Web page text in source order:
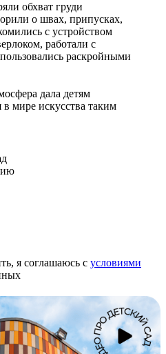
обхват груди
о швах, припусках,
с устройством
работали с
раскройными
дала детям
в мире искусства таким
я соглашаюсь с условиями